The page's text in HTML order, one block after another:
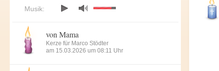
Musik:
von Mama
Kerze für Marco Stödter
am 15.03.2026 um 08:11 Uhr